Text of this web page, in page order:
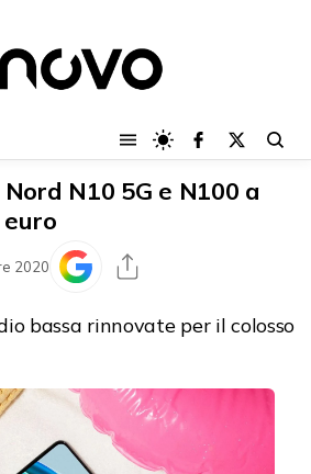
N10 5G e N100 a
2020
bassa rinnovate per il colosso